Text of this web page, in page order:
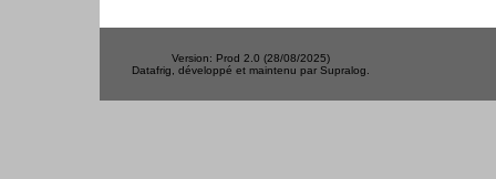
Version: Prod 2.0 (28/08/2025)
Datafrig, développé et maintenu par Supralog.